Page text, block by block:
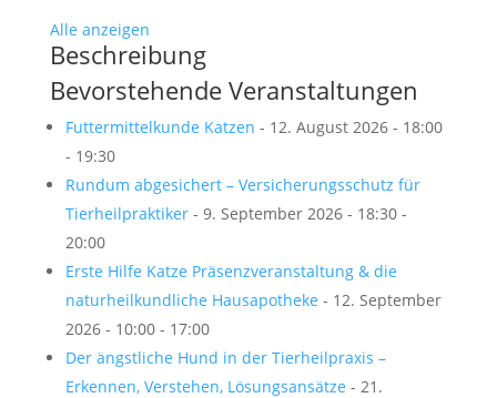
Alle anzeigen
Beschreibung
Bevorstehende Veranstaltungen
Futtermittelkunde Katzen - 12. August 2026 - 18:00
- 19:30
Rundum abgesichert – Versicherungsschutz für
Tierheilpraktiker- 9. September 2026 - 18:30 -
20:00
Erste Hilfe Katze Präsenzveranstaltung & die
naturheilkundliche Hausapotheke - 12. September
2026 - 10:00 - 17:00
Der ängstliche Hund in der Tierheilpraxis –
Erkennen, Verstehen, Lösungsansätze - 21.